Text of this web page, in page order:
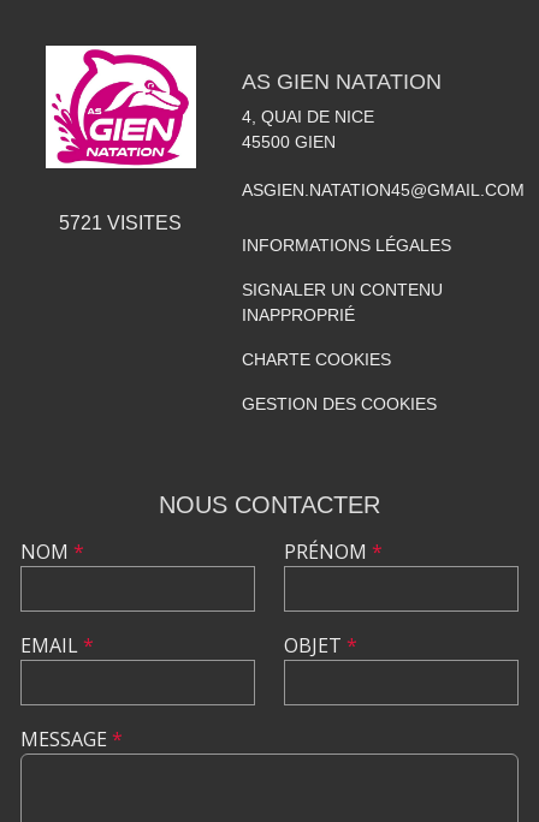
5721 VISITES
AS GIEN NATATION
4, QUAI DE NICE
45500 GIEN
ASGIEN.NATATION45@GMAIL.COM
INFORMATIONS LÉGALES
SIGNALER UN CONTENU
INAPPROPRIÉ
CHARTE COOKIES
GESTION DES COOKIES
NOUS CONTACTER
NOM *
EMAIL*
PRÉNOM *
OBJET *
MESSAGE *